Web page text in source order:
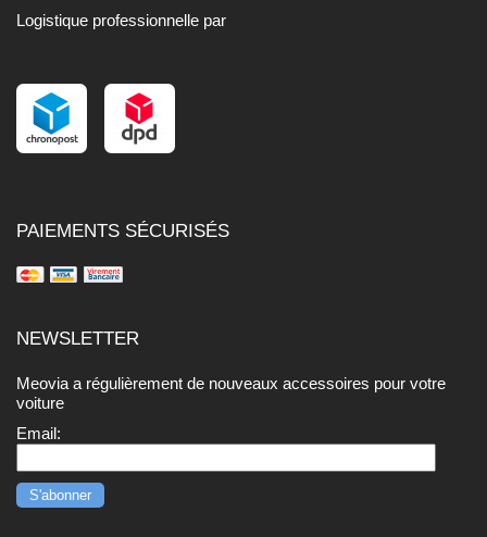
Logistique professionnelle par
PAIEMENTS SÉCURISÉS
NEWSLETTER
Meovia a régulièrement de nouveaux accessoires pour votre
voiture
Email: